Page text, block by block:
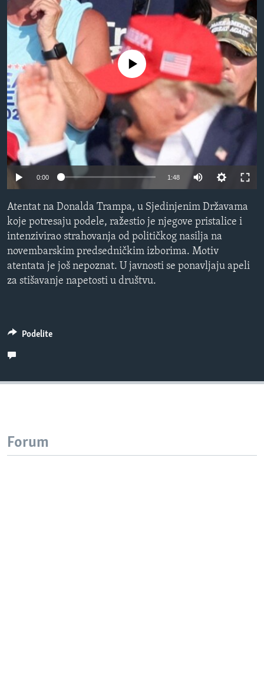
SPORT
INTERVJU
No media source currently available
0:00 1:48
Atentat na Donalda Trampa, u Sjedinjenim Državama
koje potresaju podele, ražestio je njegove pristalice i
intenzivirao strahovanja od političkog nasilja na
novembarskim predsedničkim izborima. Motiv
atentata je još nepoznat. U javnosti se ponavljaju apeli
za stišavanje napetosti u društvu.
Podelite
Forum